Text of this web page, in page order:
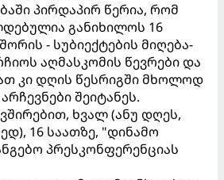
პირდაპირ წერია, რომ
განიხილოს 16
- სუბიექტების მიღება-
აღმასკომის წევრები და
კი დღის წესრიგში მხოლოდ
შეიტანეს.
ხვალ (ანუ დღეს,
16 საათზე, "დინამო
პრესკონფერენციას